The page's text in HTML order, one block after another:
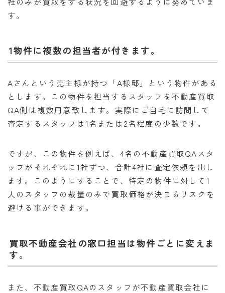
す。
1物件に複数の担当者が付きます。
Aさんという売主様が持つ「A様邸」という物件がある
とします。この物件を担当するスタッフを不動産買取
QA側は複数用意致します。実際にご自宅に訪問して
査定するスタッフは1名または2名程度の少数です。
ですが、この物件を例えば、4名の不動産買取QAスタ
ッフがそれぞれに1社ずつ、合計4社に査定依頼を出し
ます。このようにすることで、特定の物件に対して1
人のスタッフの裁量のみで買取価格が決まるリスクを
避ける事ができます。
買取不動産会社の窓口担当は物件ごとに変えま
す。
また、不動産買取QAのスタッフが不動産買取会社に